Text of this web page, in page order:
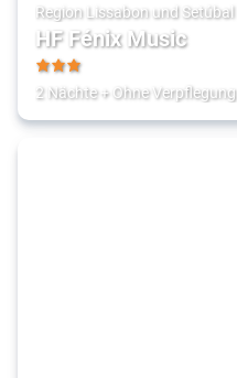
Region Lissabon und Setúbal
HF Fénix Music
3
2 Nächte+ Ohne Verpflegung